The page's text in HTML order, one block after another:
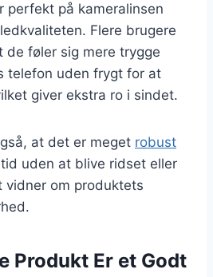
perfekt på kameralinsen
Flere brugere
føler sig mere trygge
telefon uden frygt for at
giver ekstra ro i sindet.
at det er meget robust
uden at blive ridset eller
vidner om produktets
Produkt Er et Godt